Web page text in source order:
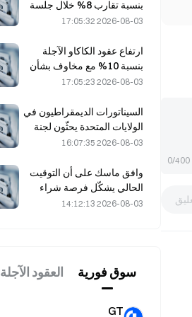
0/400
بنسبة تقارب 8% خلال جلسة
يوم الجمعة الماضي، في
2026-08-03 17:05:32
ارتفاع عقود الكاكاو الآجلة
بنسبة 10% مع مخاوف بشأن
2026-08-03 17:05:23
السيناتورات الديمقراطيون في
الولايات المتحدة يحثّون لجنة
المتعلقة بحرائق الغابات في
ظل موسم قياسي من الحرائق
2026-08-03 16:07:35
وافق ماسك على أن التوقيت
الحالي يشكّل فرصة شراء
2026-08-03 14:12:13
سوق فوریة العقود الآجلة
GT